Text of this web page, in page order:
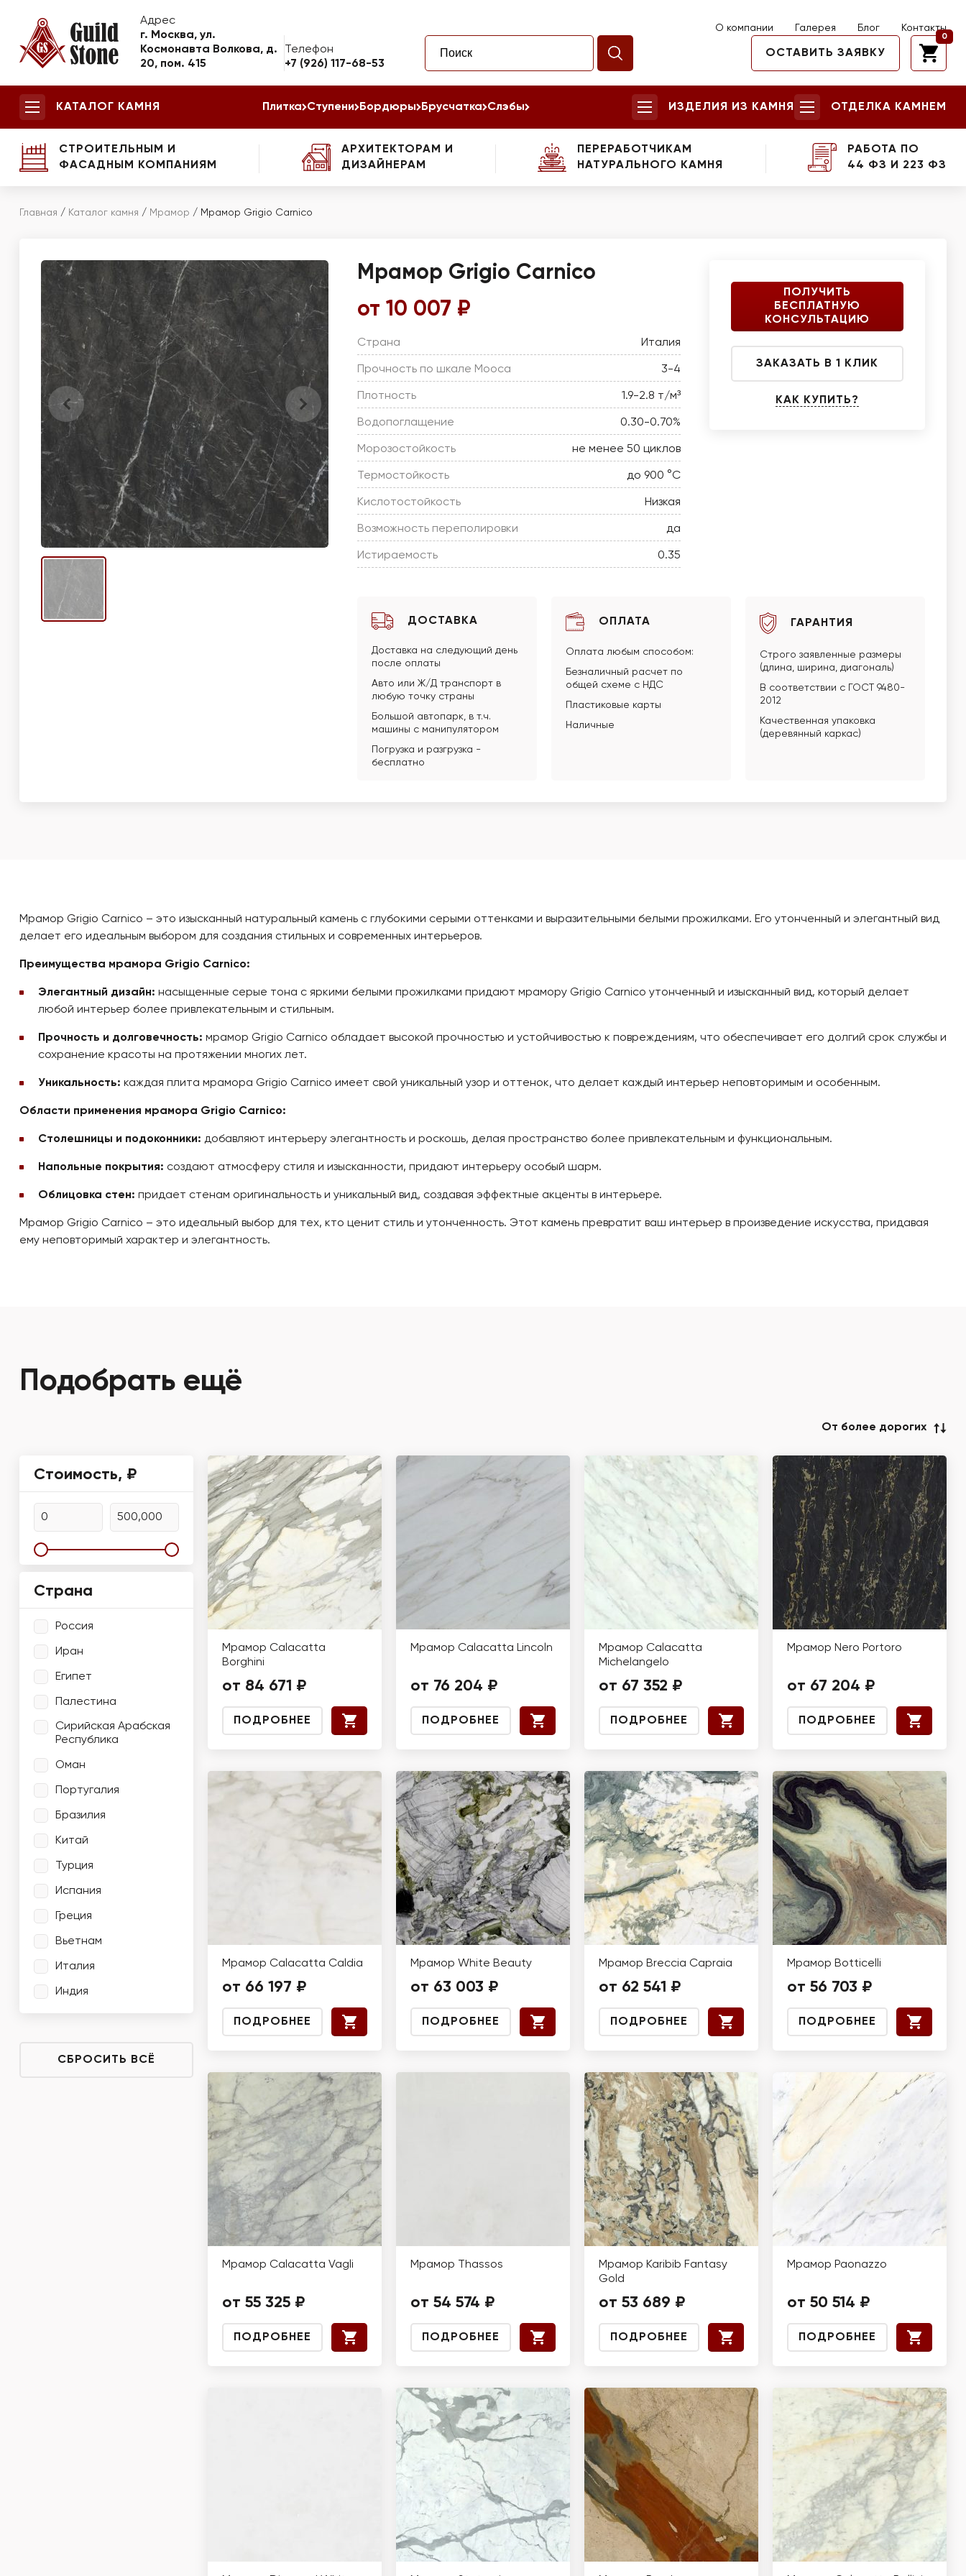
Адрес
г. Москва, ул.
Космонавта Волкова, д.
20, пом. 415
Телефон
+7 (926) 117-68-53
О компании Галерея Блог Контакты
ОСТАВИТЬ ЗАЯВКУ
0
КАТАЛОГ КАМНЯ Плитка Ступени Бордюры Брусчатка Слэбы ИЗДЕЛИЯ ИЗ КАМНЯ ОТДЕЛКА КАМНЕМ
СТРОИТЕЛЬНЫМ И
ФАСАДНЫМ КОМПАНИЯМ
АРХИТЕКТОРАМ И
ДИЗАЙНЕРАМ
ПЕРЕРАБОТЧИКАМ
НАТУРАЛЬНОГО КАМНЯ
РАБОТА ПО
44 ФЗ И 223 ФЗ
Главная / Каталог камня / Мрамор / Мрамор Grigio Carnico
Мрамор Grigio Carnico
от 10 007 ₽
Страна Италия
Прочность по шкале Мооса 3-4
Плотность 1.9-2.8 т/м³
Водопоглащение 0.30-0.70%
Морозостойкость не менее 50 циклов
Термостойкость до 900 °C
Кислотостойкость Низкая
Возможность переполировки да
Истираемость 0.35
ПОЛУЧИТЬ
БЕСПЛАТНУЮ
КОНСУЛЬТАЦИЮ
ЗАКАЗАТЬ В 1 КЛИК
КАК КУПИТЬ?
ДОСТАВКА
Доставка на следующий день
после оплаты
Авто или Ж/Д транспорт в
любую точку страны
Большой автопарк, в т.ч.
машины с манипулятором
Погрузка и разгрузка -
бесплатно
ОПЛАТА
Оплата любым способом:
Безналичный расчет по
общей схеме с НДС
Пластиковые карты
Наличные
ГАРАНТИЯ
Строго заявленные размеры
(длина, ширина, диагональ)
В соответствии с ГОСТ 9480-
2012
Качественная упаковка
(деревянный каркас)
Мрамор Grigio Carnico – это изысканный натуральный камень с глубокими серыми оттенками и выразительными белыми прожилками. Его утонченный и элегантный вид
делает его идеальным выбором для создания стильных и современных интерьеров.
Преимущества мрамора Grigio Carnico:
Элегантный дизайн: насыщенные серые тона с яркими белыми прожилками придают мрамору Grigio Carnico утонченный и изысканный вид, который делает
любой интерьер более привлекательным и стильным.
Прочность и долговечность: мрамор Grigio Carnico обладает высокой прочностью и устойчивостью к повреждениям, что обеспечивает его долгий срок службы и
сохранение красоты на протяжении многих лет.
Уникальность: каждая плита мрамора Grigio Carnico имеет свой уникальный узор и оттенок, что делает каждый интерьер неповторимым и особенным.
Области применения мрамора Grigio Carnico:
Столешницы и подоконники: добавляют интерьеру элегантность и роскошь, делая пространство более привлекательным и функциональным.
Напольные покрытия: создают атмосферу стиля и изысканности, придают интерьеру особый шарм.
Облицовка стен: придает стенам оригинальность и уникальный вид, создавая эффектные акценты в интерьере.
Мрамор Grigio Carnico – это идеальный выбор для тех, кто ценит стиль и утонченность. Этот камень превратит ваш интерьер в произведение искусства, придавая
ему неповторимый характер и элегантность.
Подобрать ещё
От более дорогих
Мрамор Calacatta
Borghini
от 84 671 ₽
ПОДРОБНЕЕ
Мрамор Calacatta Lincoln
от 76 204 ₽
ПОДРОБНЕЕ
Мрамор Calacatta
Michelangelo
от 67 352 ₽
ПОДРОБНЕЕ
Мрамор Nero Portoro
от 67 204 ₽
ПОДРОБНЕЕ
Мрамор Calacatta Caldia
от 66 197 ₽
ПОДРОБНЕЕ
Мрамор White Beauty
от 63 003 ₽
ПОДРОБНЕЕ
Мрамор Breccia Capraia
от 62 541 ₽
ПОДРОБНЕЕ
Мрамор Botticelli
от 56 703 ₽
ПОДРОБНЕЕ
Мрамор Calacatta Vagli
от 55 325 ₽
ПОДРОБНЕЕ
Мрамор Thassos
от 54 574 ₽
ПОДРОБНЕЕ
Мрамор Karibib Fantasy
Gold
от 53 689 ₽
ПОДРОБНЕЕ
Мрамор Paonazzo
от 50 514 ₽
ПОДРОБНЕЕ
Стоимость, ₽
Страна
Россия
Иран
Египет
Палестина
Сирийская Арабская
Республика
Оман
Португалия
Бразилия
Китай
Турция
Испания
Греция
Вьетнам
Италия
Индия
СБРОСИТЬ ВСЁ